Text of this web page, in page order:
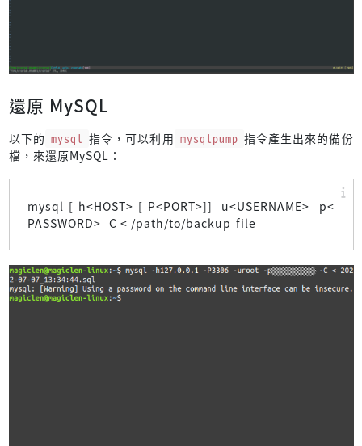
還原 MySQL
以下的 mysql 指令，可以利用 mysqlpump 指令產生出來的備份
檔，來還原MySQL：
mysql [-h<HOST> [-P<PORT>]] -u<USERNAME> -p<
PASSWORD> -C < /path/to/backup-file